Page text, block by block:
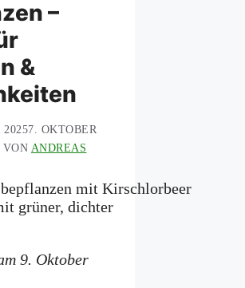
–
&
20257. OKTOBER
VON ANDREAS
9. Oktober